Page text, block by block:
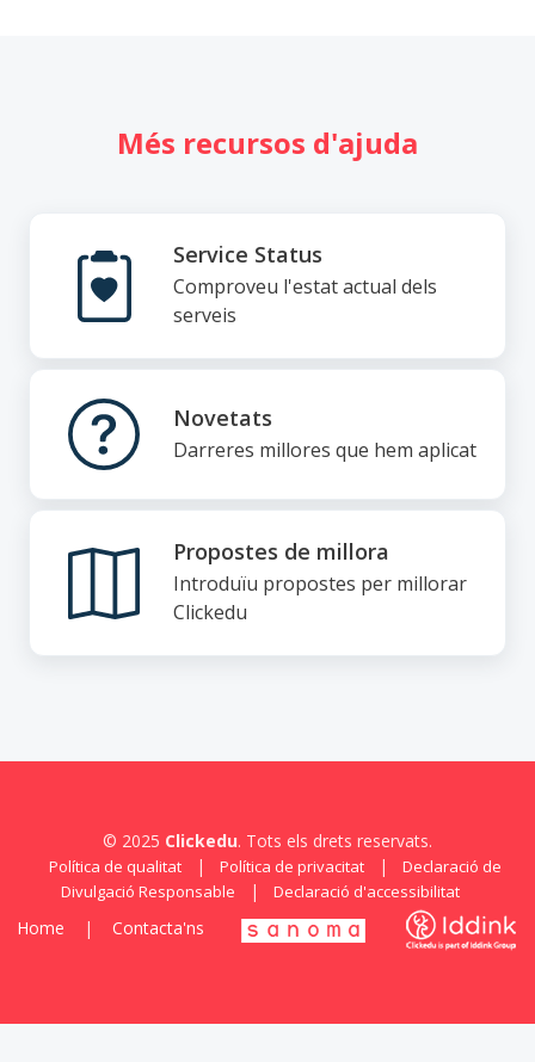
Més recursos d'ajuda
Service Status
Comproveu l'estat actual dels
serveis
Novetats
Darreres millores que hem aplicat
Propostes de millora
Introduïu propostes per millorar
Clickedu
© 2025 Clickedu. Tots els drets reservats.
Política de qualitat | Política de privacitat |
Declaració de
Divulgació Responsable
| Declaració d'accessibilitat
Home | Contacta'ns